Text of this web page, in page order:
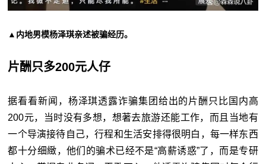
▲内地男模杨泽琪亲述被骗经历。
片酬只多200元人仔
据看看新闻，杨泽琪透露诈骗集团给出的片酬只比国内高
200元，当时没有多想，想著去旅游还能工作，而且当地有
一个导演接待自己，行程和生活安排得很明白，每一样东西
都十分细緻，他们的骗术已经不是“高薪诱惑”了，而是专研